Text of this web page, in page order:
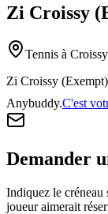
Zi Croissy
Tennis à
Zi Croissy (Exempt)
Anybuddy.C'est
Demander
Indiquez le
joueur aimerait